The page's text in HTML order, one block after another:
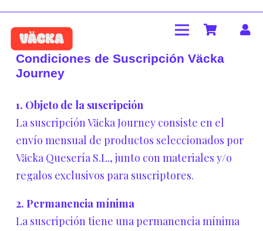
Condiciones de Suscripción Väcka
Journey
1. Objeto de la suscripción
La suscripción Väcka Journey consiste en el
envío mensual de productos seleccionados por
Väcka Quesería S.L., junto con materiales y/o
regalos exclusivos para suscriptores.
2. Permanencia mínima
La suscripción tiene una permanencia mínima